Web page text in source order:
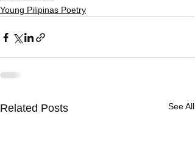
Young Pilipinas Poetry
Related Posts See All